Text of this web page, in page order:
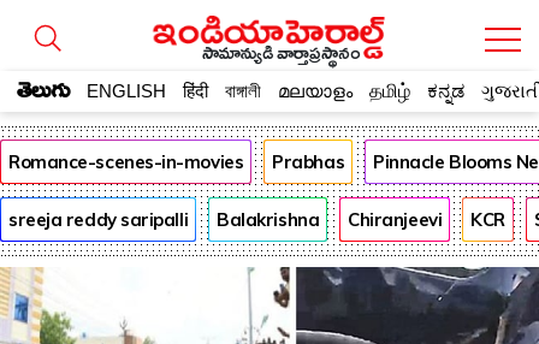
సామాన్యుడి వార్తాప్రస్థానం
తెలుగు ENGLISH हिंदी বাঙ্গালী മലയാളം தமிழ் ಕನ್ನಡ
Romance-scenes-in-movies Prabhas Pinnacle Blooms
sreeja reddy saripalli Balakrishna Chiranjeevi KCR